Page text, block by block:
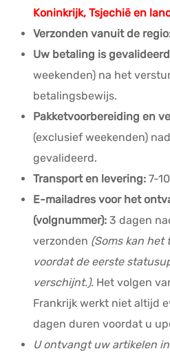
Koninkrijk, Tsjechië en
Verzonden vanuit de
Uw betaling is
weekenden) na het
betalingsbewijs.
Pakketvoorbereiding en
(exclusief weekenden)
gevalideerd.
Transport en levering: 7-
E-mailadres voor het
(volgnummer): 3 dagen
verzonden (Soms kan het
voordat de eerste
verschijnt.). Het volgen
Frankrijk werkt niet altijd
dagen duren voordat u
U ontvangt uw artikelen